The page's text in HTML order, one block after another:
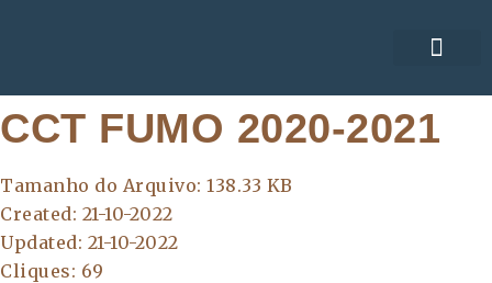
CCT FUMO 2020-2021
Tamanho do Arquivo: 138.33 KB
Created: 21-10-2022
Updated: 21-10-2022
Cliques: 69